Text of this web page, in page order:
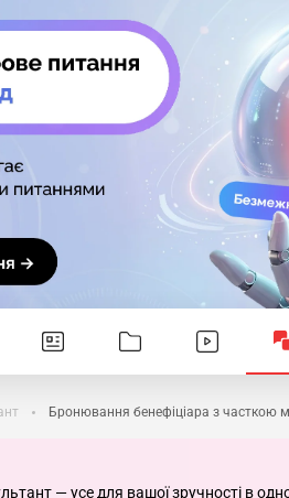
Бронювання бенефіціара з часткою
— усе для вашої зручності в